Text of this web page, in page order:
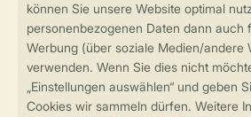
Sicherstellung Deiner
Sichere Datenübertragung
Sicheres Bezahlen